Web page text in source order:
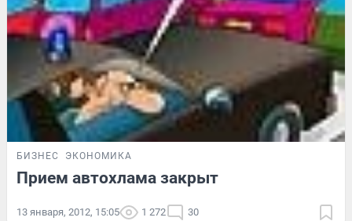
БИЗНЕС ЭКОНОМИКА
Прием автохлама закрыт
13 января, 2012, 15:05 1 272 30